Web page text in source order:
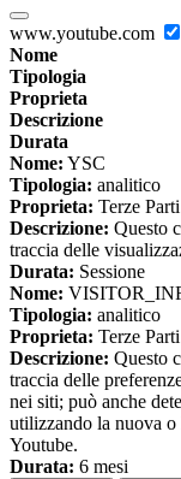
www.youtube.com
Nome
Tipologia
Proprieta
Descrizione
Durata
Nome: YSC
Tipologia: analitico
Proprieta: Terze Parti
Descrizione: Questo
traccia delle
Durata: Sessione
Nome:
Tipologia: analitico
Proprieta: Terze Parti
Descrizione: Questo
traccia delle
nei siti; può anche
utilizzando la nuova
Youtube.
Durata: 6 mesi